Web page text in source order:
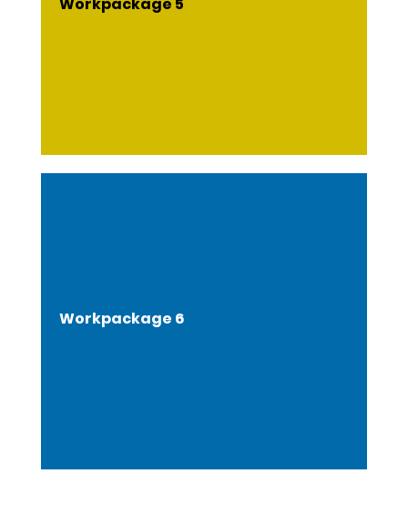
Workpackage 5
Workpackage 6